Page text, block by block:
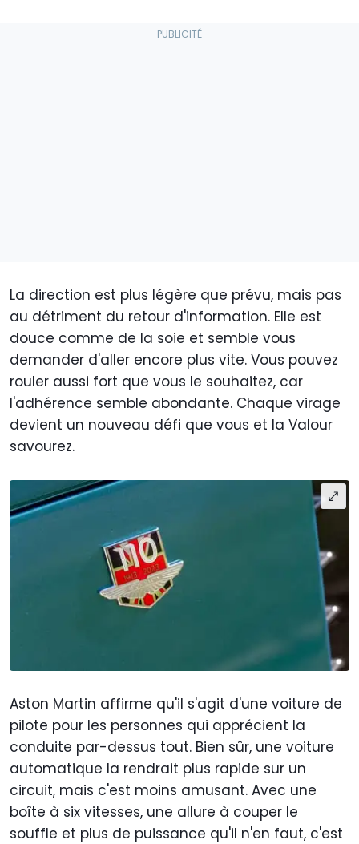
La direction est plus légère que prévu, mais pas
au détriment du retour d'information. Elle est
douce comme de la soie et semble vous
demander d'aller encore plus vite. Vous pouvez
rouler aussi fort que vous le souhaitez, car
l'adhérence semble abondante. Chaque virage
devient un nouveau défi que vous et la Valour
savourez.
Aston Martin affirme qu'il s'agit d'une voiture de
pilote pour les personnes qui apprécient la
conduite par-dessus tout. Bien sûr, une voiture
automatique la rendrait plus rapide sur un
circuit, mais c'est moins amusant. Avec une
boîte à six vitesses, une allure à couper le
souffle et plus de puissance qu'il n'en faut, c'est